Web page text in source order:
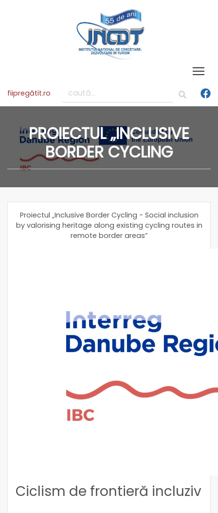
fiipregătit.ro
PROIECTUL „INCLUSIVE
BORDER CYCLING
Proiectul „Inclusive Border Cycling - Social inclusion
by valorising heritage along existing cycling routes in
remote border areas”
Ciclism de frontieră incluziv